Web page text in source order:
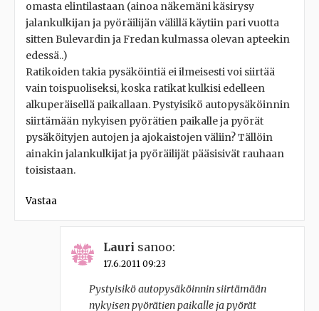
omasta elintilastaan (ainoa näkemäni käsirysy
jalankulkijan ja pyöräilijän välillä käytiin pari vuotta
sitten Bulevardin ja Fredan kulmassa olevan apteekin
edessä..)
Ratikoiden takia pysäköintiä ei ilmeisesti voi siirtää
vain toispuoliseksi, koska ratikat kulkisi edelleen
alkuperäisellä paikallaan. Pystyisikö autopysäköinnin
siirtämään nykyisen pyörätien paikalle ja pyörät
pysäköityjen autojen ja ajokaistojen väliin? Tällöin
ainakin jalankulkijat ja pyöräilijät pääsisivät rauhaan
toisistaan.
Vastaa
Lauri sanoo:
17.6.2011 09:23
Pystyisikö autopysäköinnin siirtämään
nykyisen pyörätien paikalle ja pyörät